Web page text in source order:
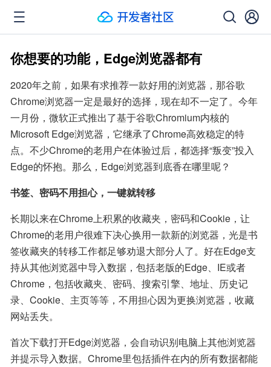
你想要的功能，Edge浏览器都有
2020年之前，如果有求推荐一款好用的浏览器，那谷歌
Chrome浏览器一定是最好的选择，现在却不一定了。今年
一月份，微软正式推出了基于谷歌Chromium内核的
Microsoft Edge浏览器，它继承了Chrome高效稳定的特
点。不少Chrome的老用户在体验过后，都选择“叛变”投入
Edge的怀抱。那么，Edge浏览器到底香在哪里呢？
书签、密码不用担心，一键就转移
长期以来在Chrome上积累的收藏夹，密码和Cookie，让
Chrome的老用户很难下决心换用一款新的浏览器，光是书
签收藏夹的转移工作都足够劝退大部分人了。好在Edge支
持从其他浏览器中导入数据，包括老版的Edge、IE或者
Chrome，包括收藏夹、密码、搜索引擎、地址、历史记
录、Cookie、主页等等，不用担心因为更换浏览器，收藏
网站丢失。
首次下载打开Edge浏览器，会自动识别电脑上其他浏览器
并提示导入数据。Chrome里包括插件在内的所有数据都能